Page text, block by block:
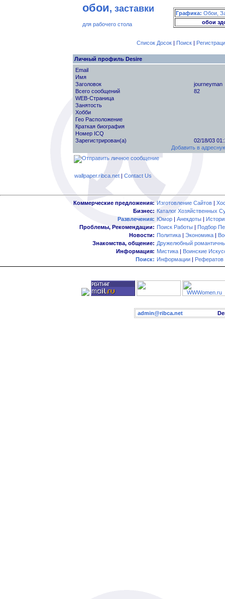
обои, заставки
для рабочего стола
Графика: Обои,
обои
Список Досок | Поиск |
Личный профиль Desire
Email
Имя
Заголовок
journeyman
Всего сообщений
82
WEB-Страница
Занятость
Хобби
Гео Расположение
Краткая биография
Номер ICQ
Зарегистрирован(а)
02/18/03
Добавить в
wallpaper.ribca.net| Contact Us
Коммерческие предложения: Изготовление Сайтов |
Бизнес: Каталог Хозяйственных
Развлечения: Юмор | Анекдоты |
Проблемы, Рекомендации: Поиск Работы | Подбор
Новости: Политика | Экономика |
Знакомства, общение: Дружелюбный
Информация: Мистика | Воинские
Поиск: Информации | Рефератов
admin@ribca.net